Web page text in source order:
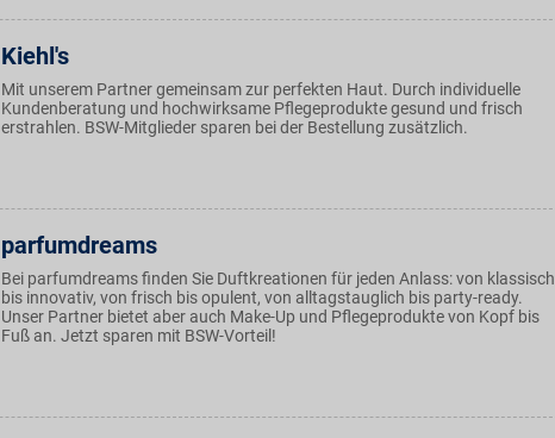
Kiehl's
Mit unserem Partner gemeinsam zur perfekten Haut. Durch individuelle
Kundenberatung und hochwirksame Pflegeprodukte gesund und frisch
erstrahlen. BSW-Mitglieder sparen bei der Bestellung zusätzlich.
parfumdreams
Bei parfumdreams finden Sie Duftkreationen für jeden Anlass: von klassisch
bis innovativ, von frisch bis opulent, von alltagstauglich bis party-ready.
Unser Partner bietet aber auch Make-Up und Pflegeprodukte von Kopf bis
Fuß an. Jetzt sparen mit BSW-Vorteil!